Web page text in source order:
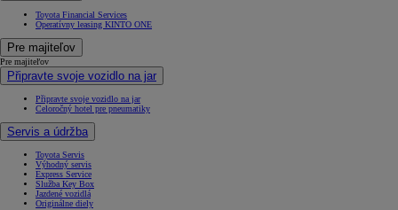
Toyota Financial Services
Operatívny leasing KINTO ONE
Pre majiteľov
Pre majiteľov
Připravte svoje vozidlo na jar
Připravte svoje vozidlo na jar
Celoročný hotel pre pneumatiky
Servis a údržba
Toyota Servis
Výhodný servis
Express Service
Služba Key Box
Jazdené vozidlá
Originálne diely